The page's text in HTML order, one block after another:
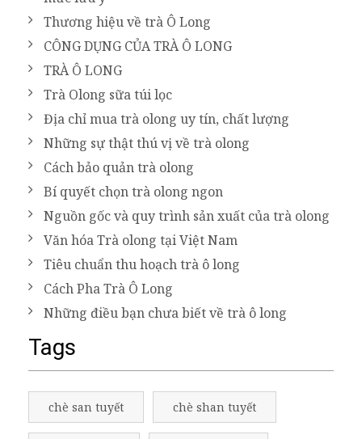
Thương hiệu về trà Ô Long
CÔNG DỤNG CỦA TRÀ Ô LONG
TRÀ Ô LONG
Trà Olong sữa túi lọc
Địa chỉ mua trà olong uy tín, chất lượng
Những sự thật thú vị về trà olong
Cách bảo quản trà olong
Bí quyết chọn trà olong ngon
Nguồn gốc và quy trình sản xuất của trà olong
Văn hóa Trà olong tại Việt Nam
Tiêu chuẩn thu hoạch trà ô long
Cách Pha Trà Ô Long
Những điều bạn chưa biết về trà ô long
Tags
chè san tuyết chè shan tuyết